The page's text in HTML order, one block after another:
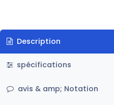
Description
spécifications
avis & amp; Notation